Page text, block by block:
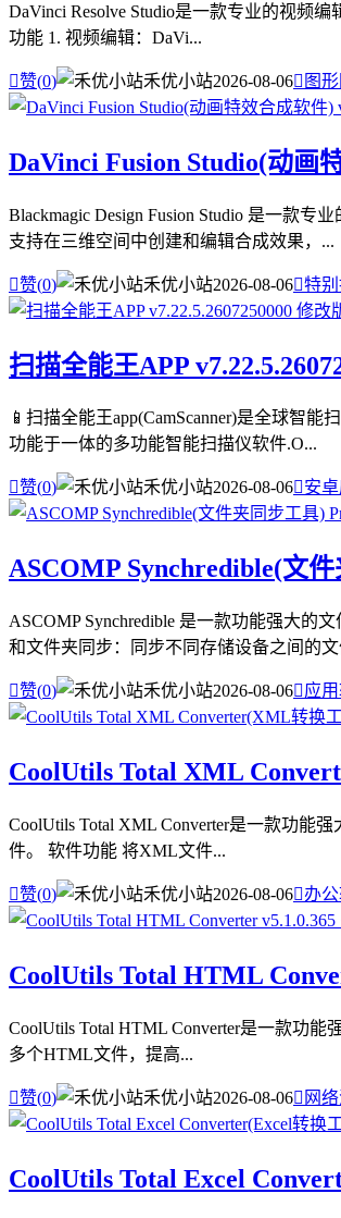
DaVinci Resolve Studio是一款专业的视频
功能 1. 视频编辑：DaVi...
赞(0) 禾优小站2026-08-06 图
DaVinci Fusion Studio(动画
Blackmagic Design Fusion Studio 是一款
支持在三维空间中创建和编辑合成效果，...
赞(0) 禾优小站2026-08-06特
扫描全能王APP
📱扫描全能王app(CamScanner)是全球智
功能于一体的多功能智能扫描仪软件.O...
赞(0) 禾优小站2026-08-06安
ASCOMP Synchredible(文
ASCOMP Synchredible 是一款功能强大
和文件夹同步：同步不同存储设备之间的
赞(0) 禾优小站2026-08-06应
CoolUtils Total XML
CoolUtils Total XML Converter是一款功能
件。 软件功能 将XML文件...
赞(0) 禾优小站2026-08-06办
CoolUtils Total HTML
CoolUtils Total HTML Converter是一款功
多个HTML文件，提高...
赞(0) 禾优小站2026-08-06 网
CoolUtils Total Excel